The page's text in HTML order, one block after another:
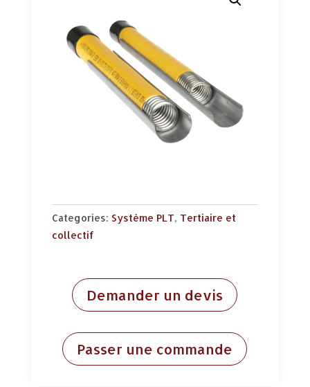
Categories: Système PLT, Tertiaire et
collectif
Demander un devis
Passer une commande